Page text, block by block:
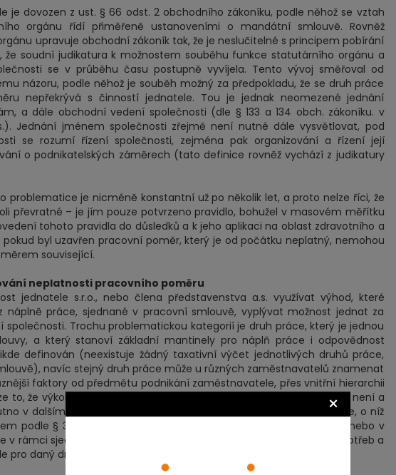
×
je dovozen z ust. § 66 odst. 2 obchodního zákoníku, podle něhož se vztah
orgánu řídí přiměřeně ustanoveními o mandátní smlouvě. Rovněž
upravuje obchodní zákoník tak, že je neslučitelné s principem pobírání
soudní judikatura k možnostem souběhu funkce statutárního orgánu a
se v průběhu času postupně vyvíjela. Tento vývoj směřoval od
názoru, podle něhož je souběh možný za předpokladu, že se druh práce
nepřekrývá s činností jednatele. Tou je jednak neomezené jednání
a dále obchodní vedení společnosti (dle § 133 a 134 obch. zákoníku. v
Jednání jménem společnosti zřejmě není nutné dále vysvětlovat, pod
se rozumí řízení společnosti, zejména pak organizování a řízení její
o podnikatelských záměrech (tato definice rovněž vychází z judikatury
problematice je nicméně konstantní už po několik let, a proto nelze říci, že
převratné – je jím pouze potvrzeno pravidlo, bohužel v masovém měřítku
tohoto pravidla do důsledků a k jeho aplikaci na oblast zdravotního a
byl uzavřen pracovní poměr, který je od počátku neplatný, nemohou
související.
neplatnosti pracovního poměru
jednatele s.r.o., nebo člena představenstva a.s. využívat výhod, které
práce, sjednané v pracovní smlouvě, vyplývat možnost jednat za
Trochu problematickou kategorií je druh práce, který je jednou
a který stanoví základní mantinely pro náplň práce i odpovědnost
definován (neexistuje žádný taxativní výčet jednotlivých druhů práce,
navíc stejný druh práce může u různých zaměstnavatelů znamenat
faktory od předmětu podnikání zaměstnavatele, přes vnitřní hierarchii
to, že výkon funkce statutárního orgánu společnosti druhem práce není a
v dalším posouzení náplně práce vycházet z její bližší specifikace, o níž
podle § 37 zák. práce informován (buďto v pracovní smlouvě, anebo v
v rámci sjednaného druhu práce určuje zaměstnavatel dle svých potřeb a
daný druh práce obvyklé.